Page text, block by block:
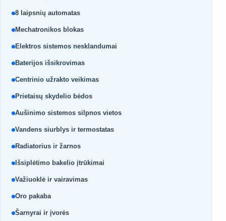
8 laipsnių automatas
Mechatronikos blokas
Elektros sistemos nesklandumai
Baterijos išsikrovimas
Centrinio užrakto veikimas
Prietaisų skydelio bėdos
Aušinimo sistemos silpnos vietos
Vandens siurblys ir termostatas
Radiatorius ir žarnos
Išsiplėtimo bakelio įtrūkimai
Važiuoklė ir vairavimas
Oro pakaba
Šarnyrai ir įvorės